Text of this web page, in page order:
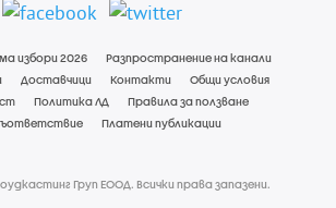
избори 2026
Разпространение на канали
Доставчици Контакти
Общи условия
Политика ЛД
Правила за ползване
Платени публикации
Груп ЕООД. Всички права запазени.